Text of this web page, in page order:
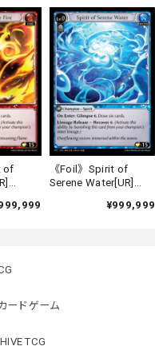
ードゲーム
TCG
of
《Foil》Spirit of
Serene Water[UR]
¥999,999